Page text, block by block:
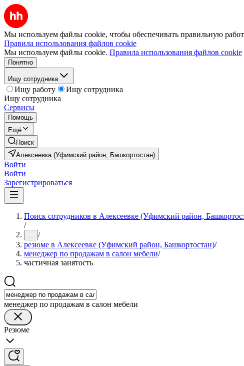
Мы используем файлы cookie, чтобы обеспечивать правильную
Правила использования файлов cookie
Мы используем файлы cookie. Правила использования файлов cookie
Понятно
Ищу сотрудника
Ищу работу
Ищу сотрудника
Ищу сотрудника
Сервисы
Помощь
Ещё
Поиск
Алексеевка (Уфимский район, Башкортостан)
Войти
Войти
Зарегистрироваться
Поиск сотрудников в Алексеевке (Уфимский район,
/
... /
резюме в Алексеевке (Уфимский район, Башкортостан)/
менеджер по продажам в салон мебели/
частичная занятость
менеджер по продажам в салон мебели
Резюме